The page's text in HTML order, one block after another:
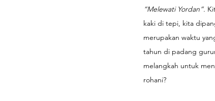
“Melewati Yordan”.
kaki di tepi, kita
merupakan waktu
tahun di padang
melangkah untuk
rohani?